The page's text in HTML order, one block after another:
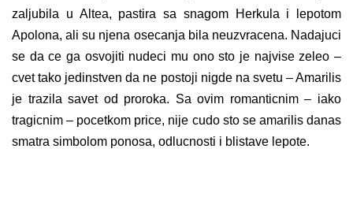
zaljubila u Altea, pastira sa snagom Herkula i lepotom
Apolona, ali su njena osecanja bila neuzvracena. Nadajuci
se da ce ga osvojiti nudeci mu ono sto je najvise zeleo –
cvet tako jedinstven da ne postoji nigde na svetu – Amarilis
je trazila savet od proroka. Sa ovim romanticnim – iako
tragicnim – pocetkom price, nije cudo sto se amarilis danas
smatra simbolom ponosa, odlucnosti i blistave lepote.